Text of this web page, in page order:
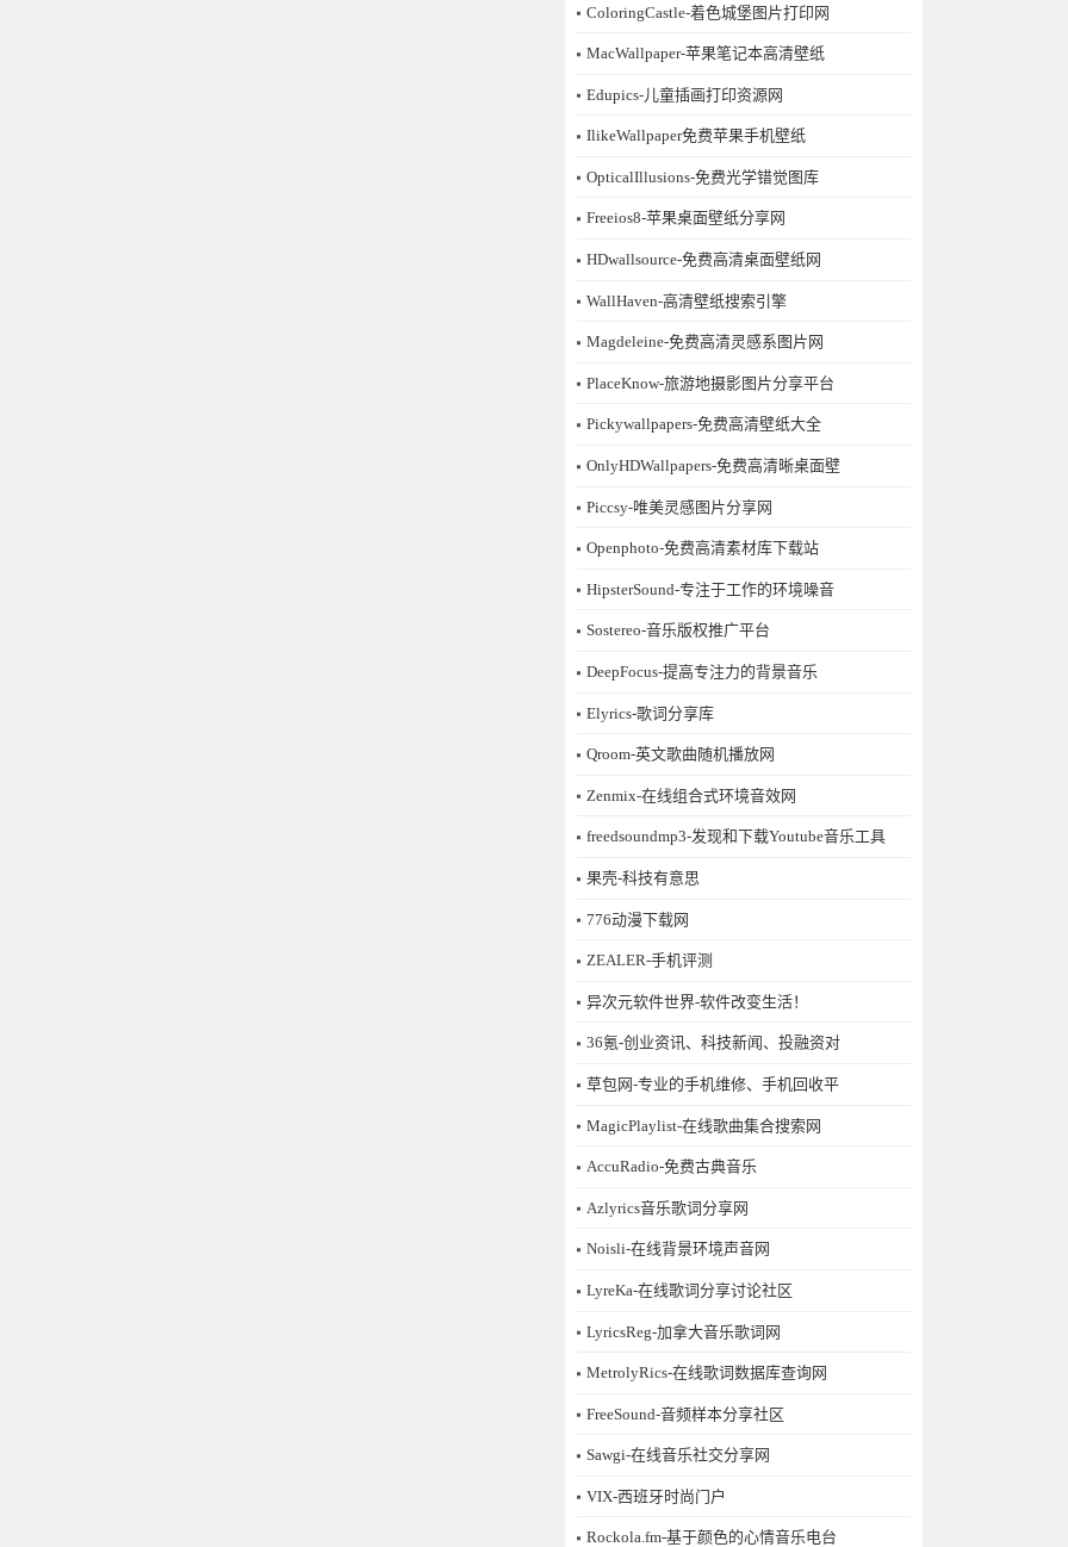
ColoringCastle-着色城堡图片打印网
MacWallpaper-苹果笔记本高清壁纸
Edupics-儿童插画打印资源网
IlikeWallpaper免费苹果手机壁纸
OpticalIllusions-免费光学错觉图库
Freeios8-苹果桌面壁纸分享网
HDwallsource-免费高清桌面壁纸网
WallHaven-高清壁纸搜索引擎
Magdeleine-免费高清灵感系图片网
PlaceKnow-旅游地摄影图片分享平台
Pickywallpapers-免费高清壁纸大全
OnlyHDWallpapers-免费高清晰桌面壁
Piccsy-唯美灵感图片分享网
Openphoto-免费高清素材库下载站
HipsterSound-专注于工作的环境噪音
Sostereo-音乐版权推广平台
DeepFocus-提高专注力的背景音乐
Elyrics-歌词分享库
Qroom-英文歌曲随机播放网
Zenmix-在线组合式环境音效网
freedsoundmp3-发现和下载Youtube音乐工具
果壳-科技有意思
776动漫下载网
ZEALER-手机评测
异次元软件世界-软件改变生活！
36氪-创业资讯、科技新闻、投融资对
草包网-专业的手机维修、手机回收平
MagicPlaylist-在线歌曲集合搜索网
AccuRadio-免费古典音乐
Azlyrics音乐歌词分享网
Noisli-在线背景环境声音网
LyreKa-在线歌词分享讨论社区
LyricsReg-加拿大音乐歌词网
MetrolyRics-在线歌词数据库查询网
FreeSound-音频样本分享社区
Sawgi-在线音乐社交分享网
​VIX-西班牙时尚门户
Rockola.fm-基于颜色的心情音乐电台